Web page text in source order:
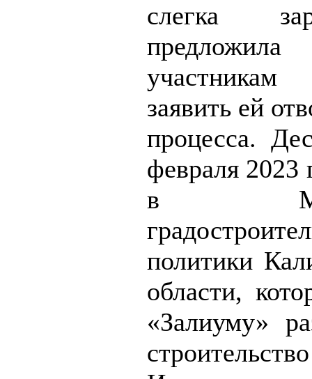
слегка
заявить ей
процесса.
февраля 2023
в
политики
области,
«Залиуму»